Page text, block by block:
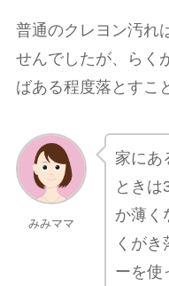
普通のクレヨン汚れ
せんでしたが、らく
ばある程度落とすこ
みみママ
家にあ
ときは
か薄く
くがき
ーを使